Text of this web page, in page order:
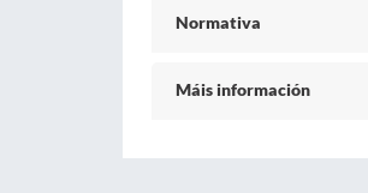
Normativa
Máis información